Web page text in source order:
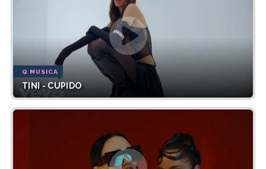
Q MUSICA
TINI - CUPIDO